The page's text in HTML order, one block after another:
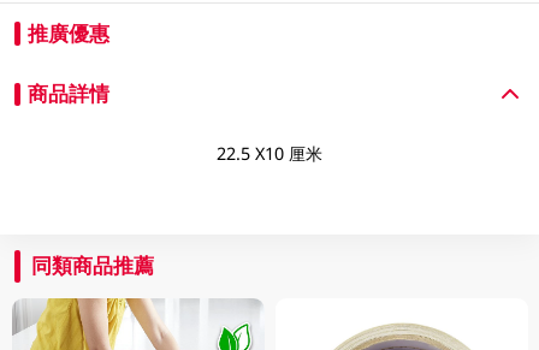
推廣優惠
商品詳情
22.5 X10 厘米
同類商品推薦